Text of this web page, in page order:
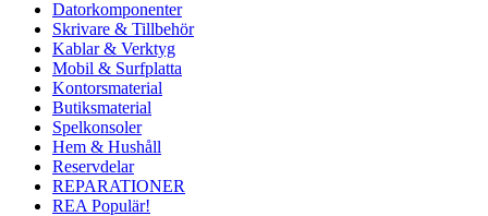
Datorkomponenter
Skrivare & Tillbehör
Kablar & Verktyg
Mobil & Surfplatta
Kontorsmaterial
Butiksmaterial
Spelkonsoler
Hem & Hushåll
Reservdelar
REPARATIONER
REA Populär!